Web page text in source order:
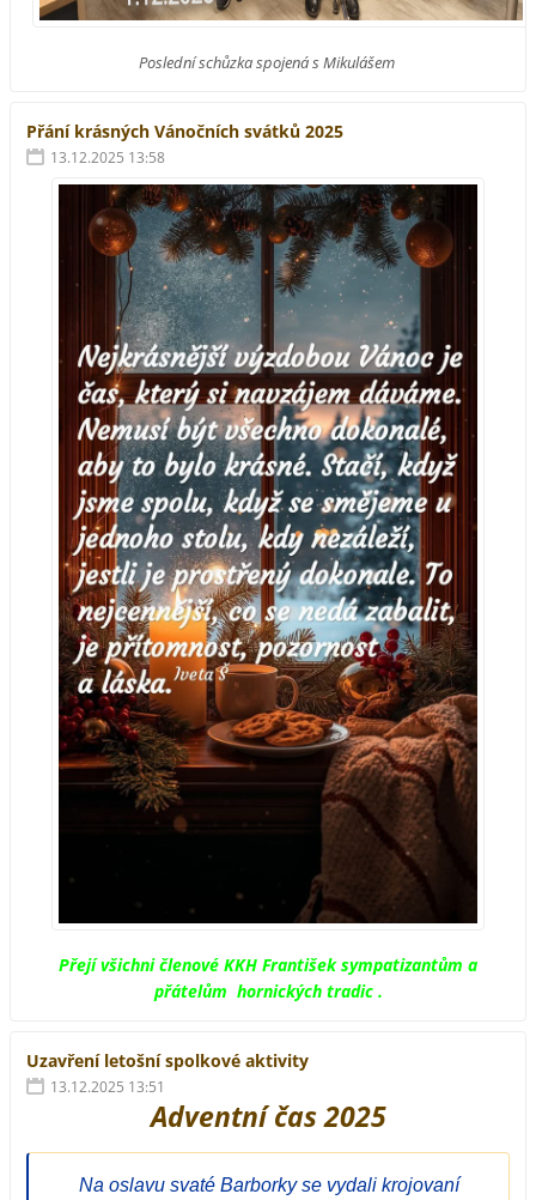
Poslední schůzka spojená s Mikulášem
Přání krásných Vánočních svátků 2025
13.12.2025 13:58
Přejí všichni členové KKH František sympatizantům a
přátelům hornických tradic .
Uzavření letošní spolkové aktivity
13.12.2025 13:51
Adventní čas 2025
Na oslavu svaté Barborky se vydali krojovaní